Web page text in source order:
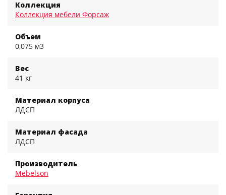
Коллекция
Коллекция мебели Форсаж
Объем
0,075 м3
Вес
41 кг
Материал корпуса
ЛДСП
Материал фасада
ЛДСП
Производитель
Mebelson